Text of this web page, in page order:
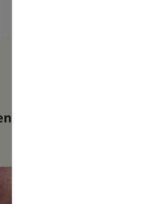
in der 6. Generation